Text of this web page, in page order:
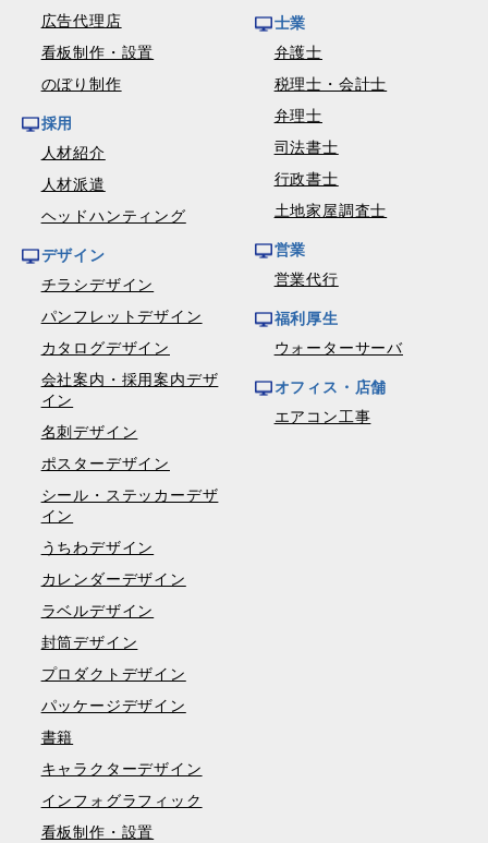
広告代理店
看板制作・設置
のぼり制作
採用
人材紹介
人材派遣
ヘッドハンティング
デザイン
チラシデザイン
パンフレットデザイン
カタログデザイン
会社案内・採用案内デザ
イン
名刺デザイン
ポスターデザイン
シール・ステッカーデザ
イン
うちわデザイン
カレンダーデザイン
ラベルデザイン
封筒デザイン
プロダクトデザイン
パッケージデザイン
書籍
キャラクターデザイン
インフォグラフィック
看板制作・設置
士業
弁護士
税理士・会計士
弁理士
司法書士
行政書士
土地家屋調査士
営業
営業代行
福利厚生
ウォーターサーバ
オフィス・店舗
エアコン工事